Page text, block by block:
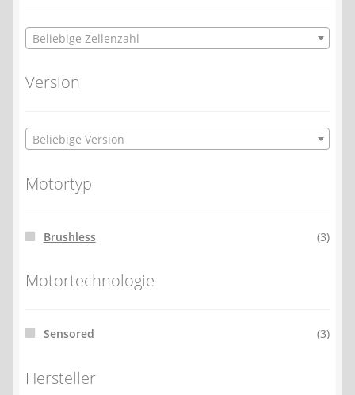
Beliebige Zellenzahl
Version
Beliebige Version
Motortyp
Brushless (3)
Motortechnologie
Sensored (3)
Hersteller